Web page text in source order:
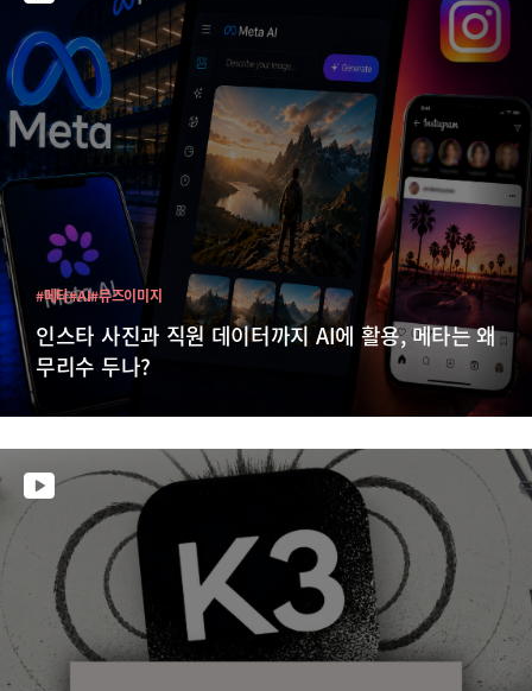
인스타 사진과 직원 데이터까지 AI에 활용, 메타는 왜
무리수 두나?
#메타#AI#뮤즈이미지